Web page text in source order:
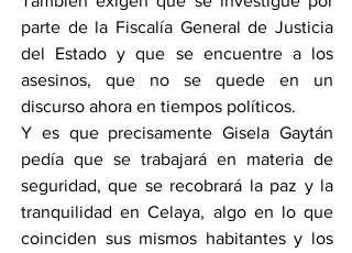
parte de la Fiscalía General de Justicia
del Estado y que se encuentre a los
asesinos, que no se quede en un
discurso ahora en tiempos políticos.
Y es que precisamente Gisela Gaytán
pedía que se trabajará en materia de
seguridad, que se recobrará la paz y la
tranquilidad en Celaya, algo en lo que
coinciden sus mismos habitantes y los